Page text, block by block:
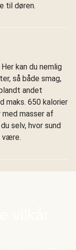
til døren.
kan du nemlig
så både smag,
andet
maks. 650 kalorier
masser af
selv, hvor sund
være.